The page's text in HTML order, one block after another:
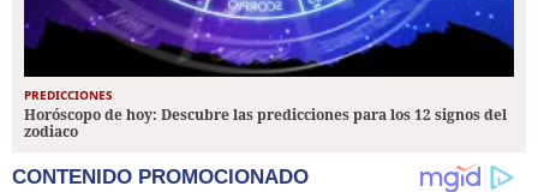
PREDICCIONES
Horóscopo de hoy: Descubre las predicciones para los 12 signos del
zodiaco
CONTENIDO PROMOCIONADO